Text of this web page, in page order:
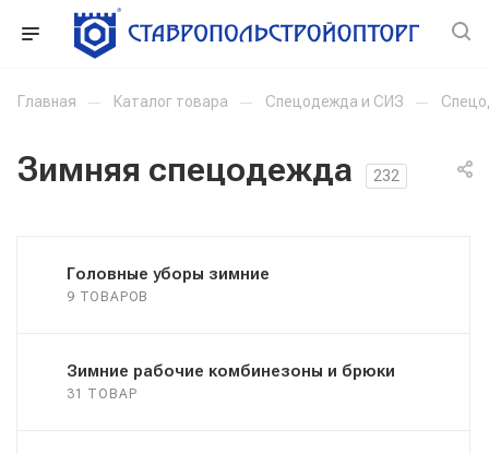
Главная — Каталог товара — Спецодежда и СИЗ —
Зимняя спецодежда 232
Головные уборы зимние
9 ТОВАРОВ
Зимние рабочие комбинезоны и брюки
31 ТОВАР